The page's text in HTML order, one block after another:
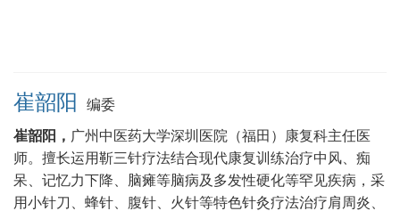
崔韶阳 编委
崔韶阳， 广州中医药大学深圳医院（福田）康复科主任医
师。 擅长运用靳三针疗法结合现代康复训练治疗中风、痴
呆、记忆力下降、脑瘫等脑病及多发性硬化等罕见疾病，采
用小针刀、蜂针、腹针、火针等特色针灸疗法治疗肩周炎、